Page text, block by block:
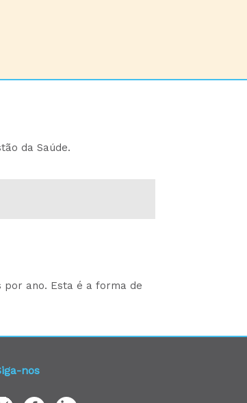
da Saúde.
ano. Esta é a forma de
nos